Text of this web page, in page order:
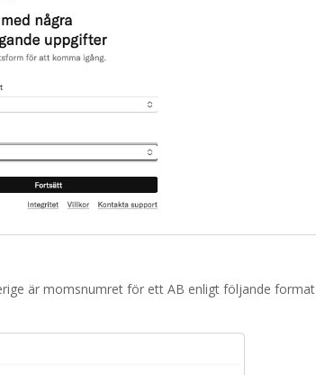
är momsnumret för ett AB enligt följande format